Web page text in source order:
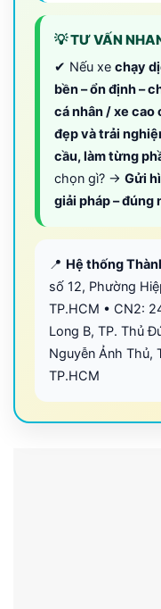
💡 TƯ VẤN
✔ Nếu xe chạy
bền – ổn định –
cá nhân / xe cao
đẹp và trải
cầu, làm từng
chọn gì? → Gửi
giải pháp – đúng
📍 Hệ thống
số 12, Phường
TP.HCM • CN2:
Long B, TP. Thủ
Nguyễn Ảnh Thủ,
TP.HCM